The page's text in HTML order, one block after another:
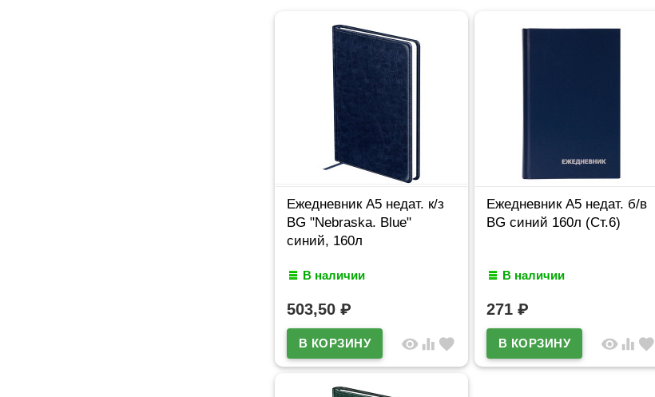
Ежедневник А5 недат. к/з
BG "Nebraska. Blue"
синий, 160л
В наличии
503,50 ₽
visibility equalizer favorite
Ежедневник А5 недат. б/в
BG синий 160л (Ст.6)
В наличии
271 ₽
visibility equalizer favorite